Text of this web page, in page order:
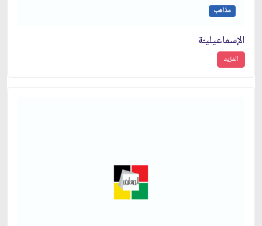
مذاهب
الإسماعيليـّة
المزيد